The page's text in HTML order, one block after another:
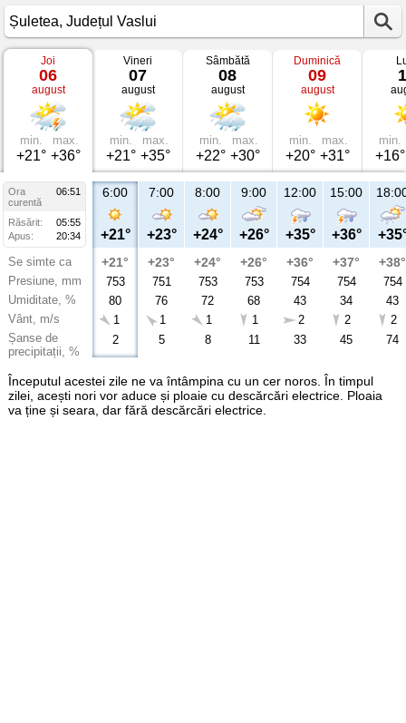
Vremea
Șuletea
Județul
Vaslui
Joi
06
august
min.
+21°
max.
+36°
Vineri
07
august
min.
+21°
max.
+35°
Sâmbătă
08
august
min.
+22°
max.
+30°
Duminică
09
august
min.
+20°
max.
+31°
min.
+16°
Ora
06:51
curentă
Răsărit:
05:55
Apus:
20:34
Se simte ca
Presiune, mm
Umiditate, %
Vânt, m/s
Șanse de
precipitații, %
6:00
+21°
+21°
753
80
1
2
7:00
+23°
+23°
751
76
1
5
8:00
+24°
+24°
753
72
1
8
9:00
+26°
+26°
753
68
1
11
12:00
+35°
+36°
754
43
2
33
15:00
+36°
+37°
754
34
2
45
+38°
754
43
2
74
Începutul acestei zile ne va întâmpina cu un cer noros. În timpul
zilei, acești nori vor aduce și ploaie cu descărcări electrice. Ploaia
va ține și seara, dar fără descărcări electrice.